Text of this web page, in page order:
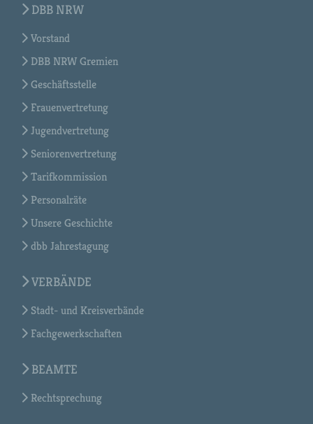
DBB NRW
Vorstand
DBB NRW Gremien
Geschäftsstelle
Frauenvertretung
Jugendvertretung
Seniorenvertretung
Tarifkommission
Personalräte
Unsere Geschichte
dbb Jahrestagung
VERBÄNDE
Stadt- und Kreisverbände
Fachgewerkschaften
BEAMTE
Rechtsprechung